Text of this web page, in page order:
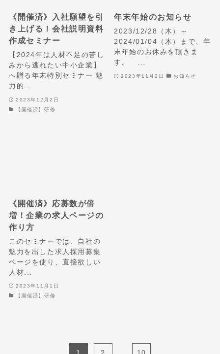
《開催済》入社願望を引
き上げる！会社説明資料
作成セミナー
【2024年は人材不足の苦し
みから逃れたい中小企業】
へ贈る年末特別セミナー 魅
力的...
2023年12月2日
【開催済】研修
年末年始のお知らせ
2023/12/28（木）～
2024/01/04（木）まで、年
末年始のお休みを頂きま
す。 ...
2023年11月2日 お知らせ
《開催済》応募数が倍
増！企業の求人ページの
作り方
このセミナーでは、自社の
魅力を出した求人採用募集
ページを使り、直接欲しい
人材...
2023年11月1日
【開催済】研修
1 2 10